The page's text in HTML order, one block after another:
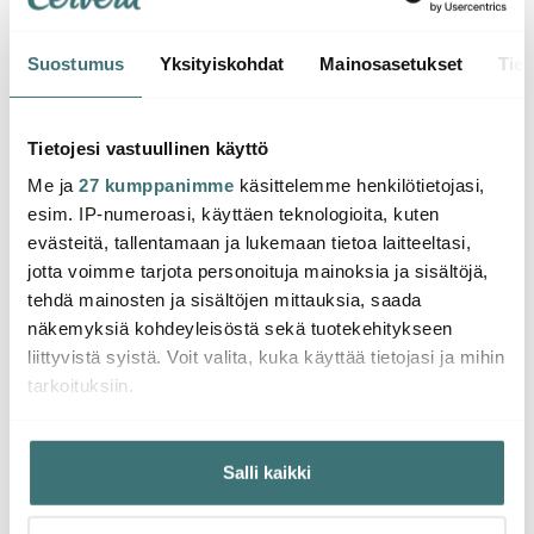
Suostumus Yksityiskohdat Mainosasetukset
Tietojesi vastuullinen käyttö
Me ja 27 kumppanimme käsittelemme henkilötietojasi,
esim. IP-numeroasi, käyttäen teknologioita, kuten
evästeitä, tallentamaan ja lukemaan tietoa laitteeltasi,
jotta voimme tarjota personoituja mainoksia ja sisältöjä,
tehdä mainosten ja sisältöjen mittauksia, saada
näkemyksiä kohdeyleisöstä sekä tuotekehitykseen
liittyvistä syistä. Voit valita, kuka käyttää tietojasi ja mihin
tarkoituksiin.
Jos sallit, haluamme myös tehdä seuraavia:
Kerätä tietoja maantieteellisestä sijainnistasi,
mahdollisesti muutaman metrin tarkkuudella
Salli kaikki
Perlemor Alga
29.00 €
Muutama jäljellä
Perlemor Alga
16.00 €
Saatavilla
Saatat pitää myös näistä